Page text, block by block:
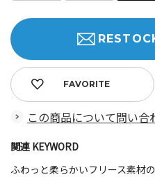
FAVORITE
この商品について問い合
関連 KEYWORD
ふわっと柔らかいフリース素材